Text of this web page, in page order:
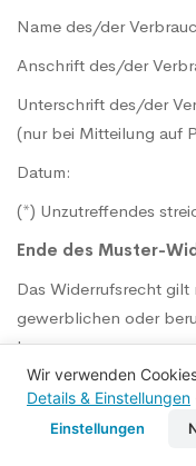
Name des/der
Anschrift des/der
Unterschrift des/der
(nur bei Mitteilung auf
Datum:
(*) Unzutreffendes
Ende des Muster-
Das Widerrufsrecht
gewerblichen oder
kann.
13. Änderung
13.1 Swoppen ist
Wir verwenden
Details & Einstellungen
Einstellungen